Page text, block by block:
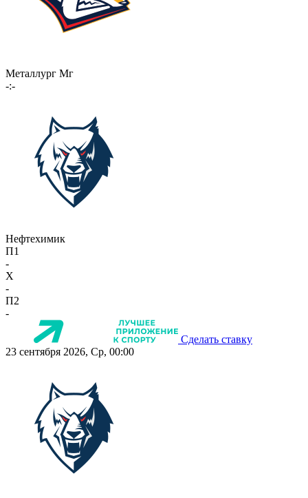
Металлург Мг
-:-
Нефтехимик
П1
-
X
-
П2
-
Сделать ставку
23 сентября 2026, Ср, 00:00